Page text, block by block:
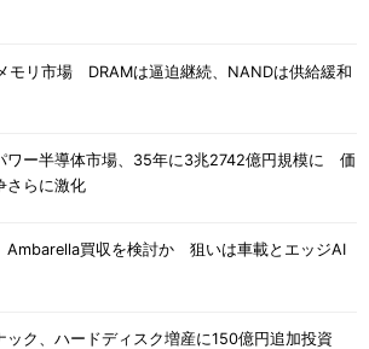
モリ市場 DRAMは逼迫継続、NANDは供給緩和
ワー半導体市場、35年に3兆2742億円規模に 価
さらに激化
Ambarella買収を検討か 狙いは車載とエッジAI
ック、ハードディスク増産に150億円追加投資